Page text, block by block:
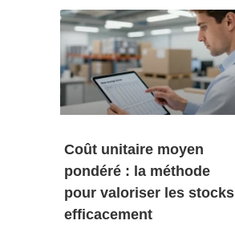
Coût unitaire moyen
pondéré : la méthode
pour valoriser les stocks
efficacement